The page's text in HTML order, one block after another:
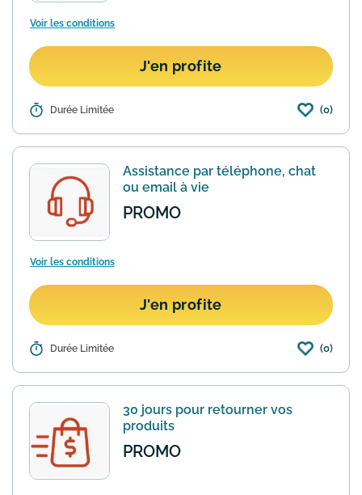
Voir les conditions
J'en profite
Détails : Vous avez une grosse commande à
section dédiée aux achats en grande
quantité vous pouvez profiter de remise
importante pour votre entr...En savoir
plus
Durée Limitée (0)
Assistance par téléphone, chat
ou email à vie
PROMO
Voir les conditions
J'en profite
Détails : Une promesse pas banale ! Lorsque
vous profitez ensuite d'une
assistance par téléphone, chat ou email
à vie. Retrouvez les informati...En savoir
plus
Durée Limitée (0)
30 jours pour retourner vos
produits
PROMO